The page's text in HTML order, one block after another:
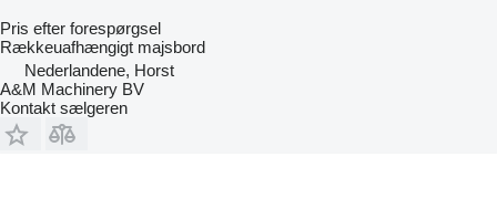
Pris efter forespørgsel
Rækkeuafhængigt majsbord
Nederlandene, Horst
A&M Machinery BV
Kontakt sælgeren